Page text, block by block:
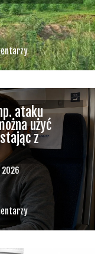
2026
ataku
użyć
z